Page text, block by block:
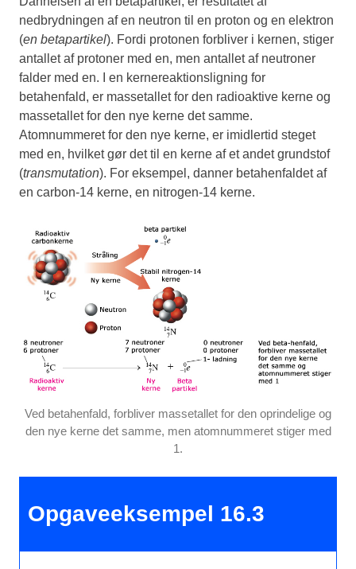
nedbrydningen af en neutron til en proton og en elektron
(en betapartikel). Fordi protonen forbliver i kernen, stiger
antallet af protoner med en, men antallet af neutroner
falder med en. I en kernereaktionsligning for
betahenfald, er massetallet for den radioaktive kerne og
massetallet for den nye kerne det samme.
Atomnummeret for den nye kerne, er imidlertid steget
med en, hvilket gør det til en kerne af et andet grundstof
(transmutation). For eksempel, danner betahenfaldet af
en carbon-14 kerne, en nitrogen-14 kerne.
Ved betahenfald, forbliver massetallet for den oprindelige og
den nye kerne det samme, men atomnummeret stiger med
1.
Opgaveeksempel 16.3